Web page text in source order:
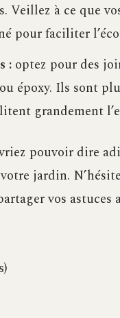
Veillez à ce que
pour faciliter
:optez pour des
époxy. Ils sont
grandement
pouvoir dire
jardin.
vos astuces